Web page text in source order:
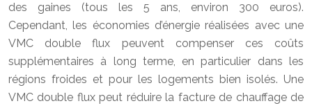
des gaines (tous les 5 ans, environ 300 euros).
Cependant, les économies d’énergie réalisées avec une
VMC double flux peuvent compenser ces coûts
supplémentaires à long terme, en particulier dans les
régions froides et pour les logements bien isolés. Une
VMC double flux peut réduire la facture de chauffage de